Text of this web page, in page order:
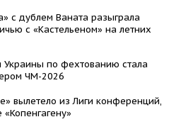
с дублем Ваната разыграла
с «Кастельеном» на летних
Украины по фехтованию стала
ЧМ-2026
вылетело из Лиги конференций,